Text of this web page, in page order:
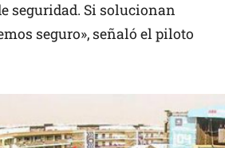
seguridad. Si solucionan
seguro», señaló el piloto